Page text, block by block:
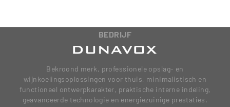
BEDRIJF
Bekroond merk, professionele opslag- en
wijnkoelingsoplossingen voor thuis, minimalistisch en
functioneel ontwerpkarakter, praktische interne indeling,
geavanceerde technologie en energiezuinige prestaties.